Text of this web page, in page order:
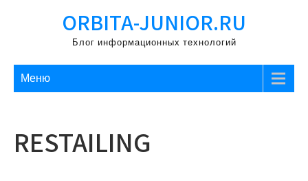
ORBITA-JUNIOR.RU
Блог информационных технологий
Меню
RESTAILING